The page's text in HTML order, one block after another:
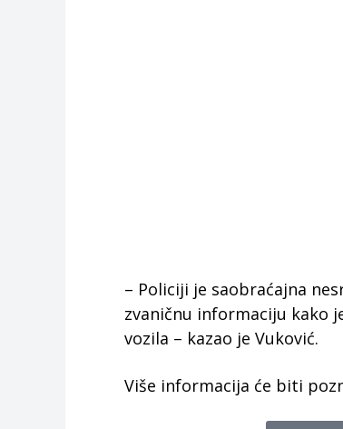
– Policiji je saobraćajna
zvaničnu informaciju kako
vozila – kazao je Vuković.
Više informacija će biti